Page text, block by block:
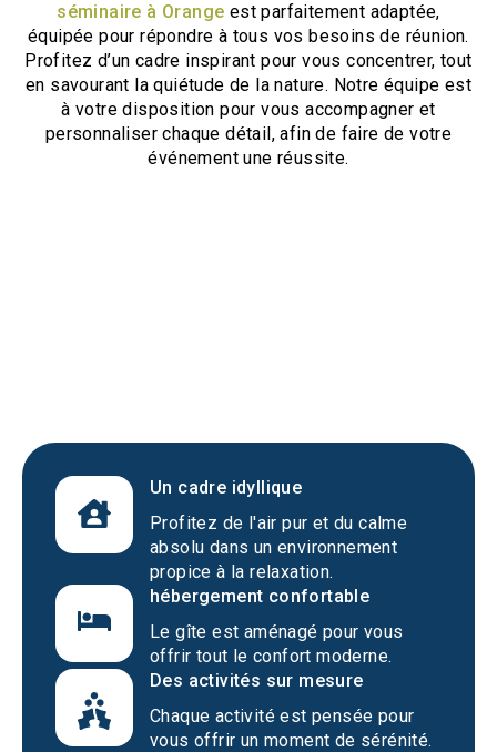
séminaire à Orange est parfaitement adaptée,
équipée pour répondre à tous vos besoins de réunion.
Profitez d’un cadre inspirant pour vous concentrer, tout
en savourant la quiétude de la nature. Notre équipe est
à votre disposition pour vous accompagner et
personnaliser chaque détail, afin de faire de votre
événement une réussite.
Un cadre idyllique
Profitez de l'air pur et du calme
absolu dans un environnement
propice à la relaxation.
hébergement confortable
Le gîte est aménagé pour vous
offrir tout le confort moderne.
Des activités sur mesure
Chaque activité est pensée pour
vous offrir un moment de sérénité.